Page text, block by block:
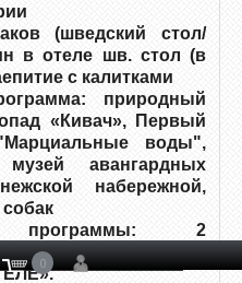
(шведский стол/
в отеле шв. стол (в
с калитками
природный
«Кивач», Первый
воды",
авангардных
набережной,
программы: 2
мастер-класса:
0